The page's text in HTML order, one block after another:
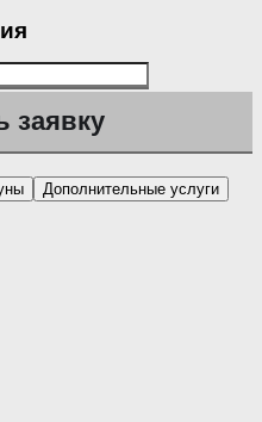
Дополнительные услуги